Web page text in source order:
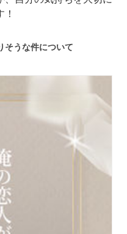
そうな件について